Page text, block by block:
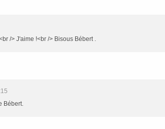
/> J'aime !<br /> Bisous Bébert .
Bébert.